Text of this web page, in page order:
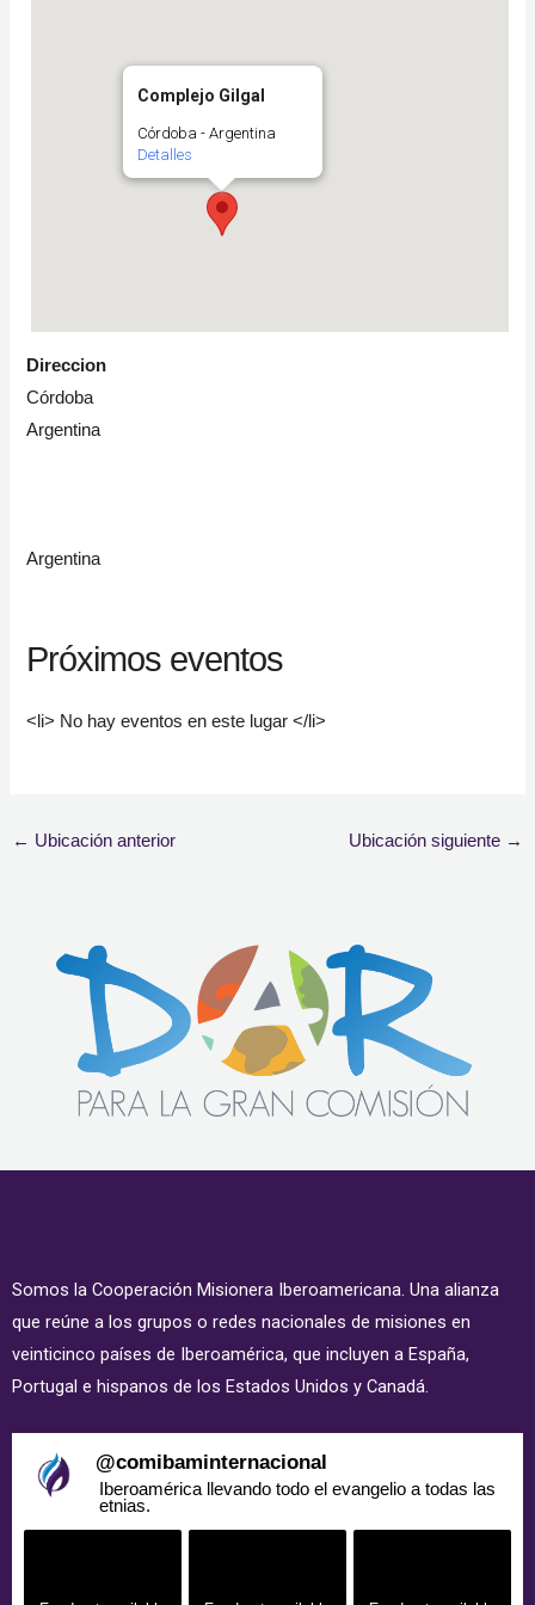
Complejo Gilgal
Córdoba - Argentina
Detalles
Direccion
Córdoba
Argentina
Argentina
Próximos eventos
<li> No hay eventos en este lugar </li>
← Ubicación anterior Ubicación siguiente →
Somos la Cooperación Misionera Iberoamericana. Una alianza
que reúne a los grupos o redes nacionales de misiones en
veinticinco países de Iberoamérica, que incluyen a España,
Portugal e hispanos de los Estados Unidos y Canadá.
@comibaminternacional
Iberoamérica llevando todo el evangelio a todas las
etnias.